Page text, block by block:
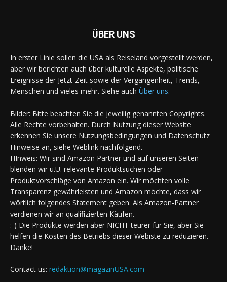
ÜBER UNS
In erster Linie sollen die USA als Reiseland vorgestellt werden,
aber wir berichten auch über kulturelle Aspekte, politische
Ereignisse der Jetzt-Zeit sowie der Vergangenheit, Trends,
Menschen und vieles mehr. Siehe auch Über uns.
Bilder: Bitte beachten Sie die jeweilig genannten Copyrights.
Alle Rechte vorbehalten. Durch Nutzung dieser Website
erkennen Sie unsere Nutzungsbedingungen und Datenschutz
Hinweise an, siehe Weblink nachfolgend.
HInweis: Wir sind Amazon Partner und auf unseren Seiten
blenden wir u.U. relevante Produktsuchen oder
Produktvorschläge von Amazon ein. Wir möchten volle
Transparenz gewährleisten und Amazon möchte, dass wir
wörtlich folgendes Statement geben: Als Amazon-Partner
verdienen wir an qualifizierten Käufen.
:-) Die Produkte werden aber NICHT teurer für Sie, aber Sie
helfen die Kosten des Betriebs dieser Webiste zu reduzieren.
Danke!
Contact us: redaktion@magazinUSA.com